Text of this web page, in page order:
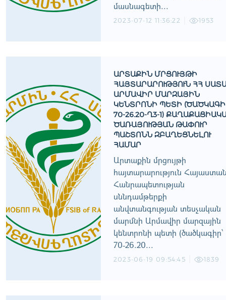
մասնագետի...
2023-07-12 11:36:22 1953
ԱՐՏԱՔԻՆ ՄՐՑՈՒՅԹԻ
ՀԱՅՏԱՐԱՐՈՒԹՅՈՒՆ ՀՀ
ԱՐՄԱՎԻՐ ՄԱՐԶԱՅԻՆ
ԿԵՆՏՐՈՆԻ ՊԵՏԻ
70-26.20-Ղ3-1)
ԾԱՌԱՅՈՒԹՅԱՆ ԹԱՓՈՒՐ
ՊԱՇՏՈՆՆ ԶԲԱՂԵՑՆԵԼՈՒ
ՀԱՄԱՐ
Արտաքին մրցույթի
հայտարարություն
Հանրապետության
սննդամթերքի
անվտանգության տեսչական
մարմնի Արմավիր մարզային
կենտրոնի պետի (ծածկագիր՝
70-26.20...
2023-06-19 09:54:45 1839